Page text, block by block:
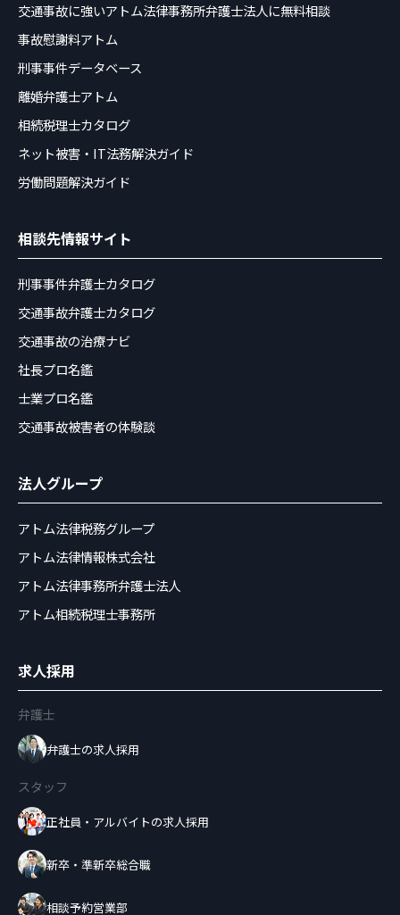
交通事故に強いアトム法律事務所弁護士法人に無料相談
事故慰謝料アトム
刑事事件データベース
離婚弁護士アトム
相続税理士カタログ
ネット被害・IT法務解決ガイド
労働問題解決ガイド
相談先情報サイト
刑事事件弁護士カタログ
交通事故弁護士カタログ
交通事故の治療ナビ
社長プロ名鑑
士業プロ名鑑
交通事故被害者の体験談
法人グループ
アトム法律税務グループ
アトム法律情報株式会社
アトム法律事務所弁護士法人
アトム相続税理士事務所
求人採用
弁護士
弁護士の求人採用
スタッフ
正社員・アルバイトの求人採用
新卒・準新卒総合職
相談予約営業部